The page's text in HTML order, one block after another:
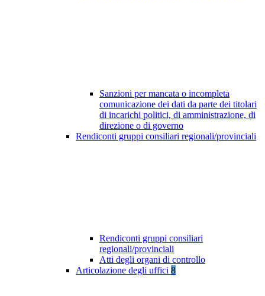
Sanzioni per mancata o incompleta
comunicazione dei dati da parte dei titolari
di incarichi politici, di amministrazione, di
direzione o di governo
Rendiconti gruppi consiliari regionali/provinciali
Rendiconti gruppi consiliari
regionali/provinciali
Atti degli organi di controllo
Articolazione degli uffici 8